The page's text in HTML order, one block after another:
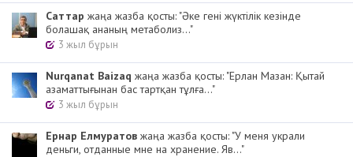
Cаттар жаңа жазба қосты: "Әке гені жүктілік кезінде
болашақ ананың метаболиз..."
3 жыл бұрын
Nurqanat Baizaq жаңа жазба қосты: "Ерлан Мазан: Қытай
азаматтығынан бас тартқан тұлға..."
3 жыл бұрын
Ернар Елмуратов жаңа жазба қосты: "У меня украли
деньги, отданные мне на хранение. Яв..."